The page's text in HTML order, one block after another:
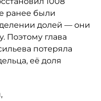
ранее были
долей — они
Поэтому глава
потеряла
её доля